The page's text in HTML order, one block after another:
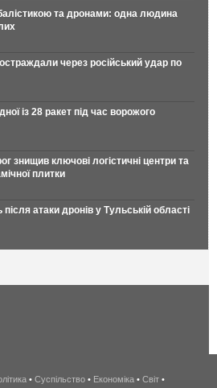
та дронами: одна людина
через російський удар по
із 28 ракет під час ворожого
знищив ключові логістичні центри та
плитки
атаки дронів у Тульській області
беспроводной
• Суспільство • Економіка • Світ •